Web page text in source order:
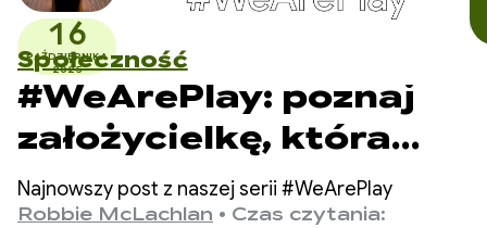
16
PAŹDZIERNIKA
2025
Społeczność
#WeArePlay: poznaj
założycielkę, która
w prosty i przystępny
Najnowszy post z naszej serii #WeArePlay
Robbie McLachlan • Czas czytania: